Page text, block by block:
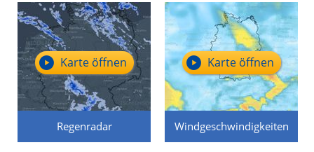
Regenradar
Karte öffnen
Windgeschwindigkeiten
Karte öffnen